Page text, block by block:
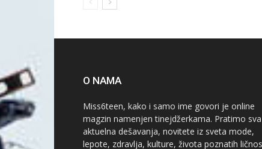
O NAMA
Miss6teen, kako i samo ime govori je online
magzin namenjen tinejdžerkama. Pratimo sva
aktuelna dešavanja, novitete iz sveta mode,
lepote, zdravlja, kulture, života poznatih